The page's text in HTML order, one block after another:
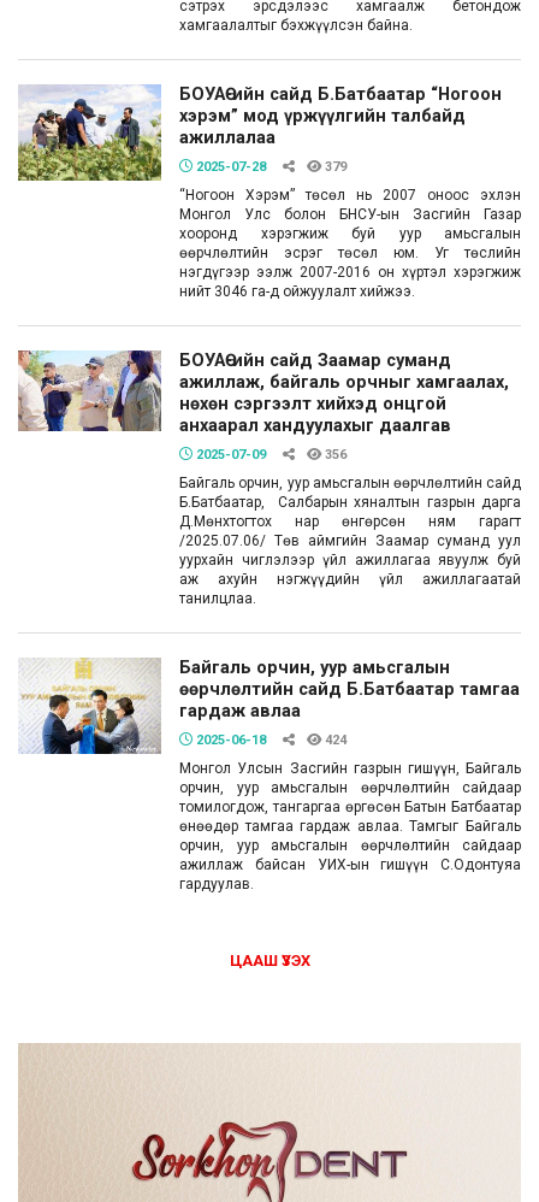
сэтрэх эрсдэлээс хамгаалж бетондож
хамгаалалтыг бэхжүүлсэн байна.
БОУАӨ-ийн сайд Б.Батбаатар “Ногоон
хэрэм” мод үржүүлгийн талбайд
ажиллалаа
2025-07-28 379
“Ногоон Хэрэм” төсөл нь 2007 оноос эхлэн
Монгол Улс болон БНСУ-ын Засгийн Газар
хооронд хэрэгжиж буй уур амьсгалын
өөрчлөлтийн эсрэг төсөл юм. Уг төслийн
нэгдүгээр ээлж 2007-2016 он хүртэл хэрэгжиж
нийт 3046 га-д ойжуулалт хийжээ.
БОУАӨ-ийн сайд Заамар суманд
ажиллаж, байгаль орчныг хамгаалах,
нөхөн сэргээлт хийхэд онцгой
анхаарал хандуулахыг даалгав
2025-07-09 356
Байгаль орчин, уур амьсгалын өөрчлөлтийн сайд
Б.Батбаатар, Салбарын хяналтын газрын дарга
Д.Мөнхтогтох нар өнгөрсөн ням гарагт
/2025.07.06/ Төв аймгийн Заамар суманд уул
уурхайн чиглэлээр үйл ажиллагаа явуулж буй
аж ахуйн нэгжүүдийн үйл ажиллагаатай
танилцлаа.
Байгаль орчин, уур амьсгалын
өөрчлөлтийн сайд Б.Батбаатар тамгаа
гардаж авлаа
2025-06-18 424
Монгол Улсын Засгийн газрын гишүүн, Байгаль
орчин, уур амьсгалын өөрчлөлтийн сайдаар
томилогдож, тангаргаа өргөсөн Батын Батбаатар
өнөөдөр тамгаа гардаж авлаа. Тамгыг Байгаль
орчин, уур амьсгалын өөрчлөлтийн сайдаар
ажиллаж байсан УИХ-ын гишүүн С.Одонтуяа
гардуулав.
ЦААШ ҮЗЭХ